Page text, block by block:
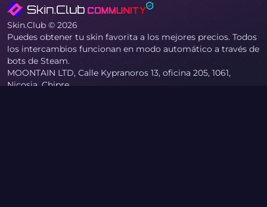
Skin.Club © 2026
Puedes obtener tu skin favorita a los mejores precios. Todos
los intercambios funcionan en modo automático a través de
bots de Steam.
MOONTAIN LTD, Calle Kypranoros 13, oficina 205, 1061,
Nicosia, Chipre